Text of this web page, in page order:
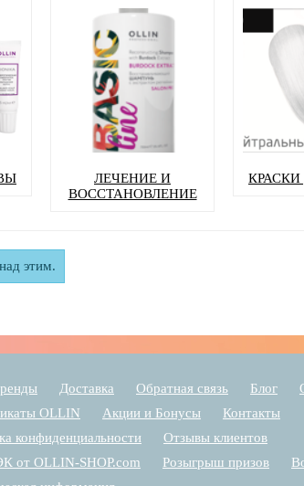
ЛЕЧЕНИЕ И
ВОССТАНОВЛЕНИЕ
этим.
Доставка Обратная связь Блог
OLLIN
Акции и Бонусы
Контакты
конфиденциальности
Отзывы клиентов
от OLLIN-SHOP.com
Розыгрыш призов